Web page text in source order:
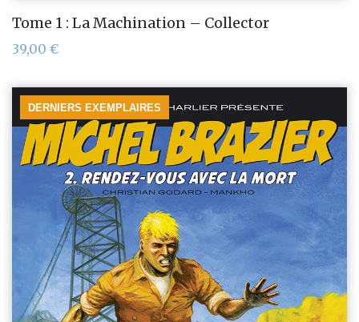
Tome 1 : La Machination – Collector
39,00 €
DERNIERS EXEMPLAIRES